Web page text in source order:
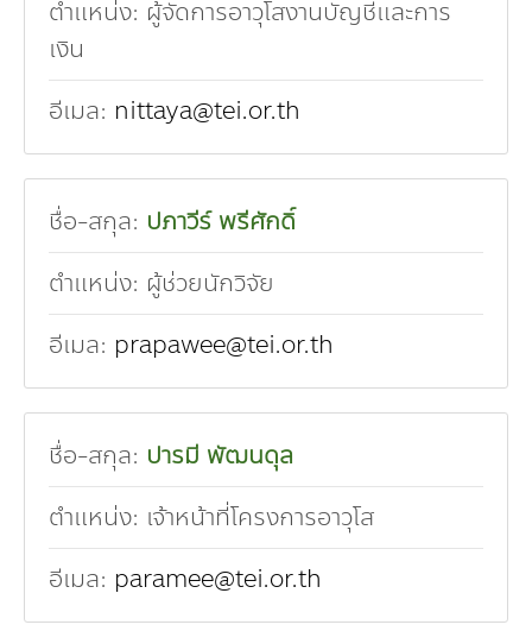
ตำแหน่ง: ผู้จัดการอาวุโสงานบัญชีและการ
เงิน
อีเมล: nittaya@tei.or.th
ชื่อ-สกุล: ปภาวีร์ พรีศักดิ์
ตำแหน่ง: ผู้ช่วยนักวิจัย
อีเมล: prapawee@tei.or.th
ชื่อ-สกุล: ปารมี พัฒนดุล
ตำแหน่ง: เจ้าหน้าที่โครงการอาวุโส
อีเมล: paramee@tei.or.th